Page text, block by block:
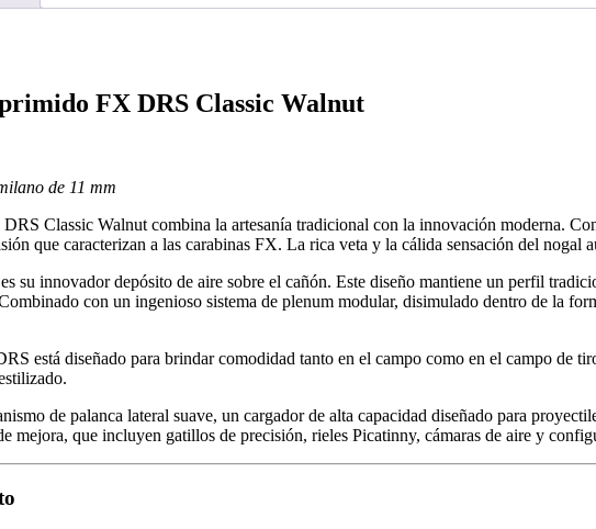
FX DRS Classic Walnut
de 11 mm
Classic Walnut combina la artesanía tradicional con la innovación moderna.
que caracterizan a las carabinas FX. La rica veta y la cálida sensación del nogal
su innovador depósito de aire sobre el cañón. Este diseño mantiene un perfil
con un ingenioso sistema de plenum modular, disimulado dentro de la
está diseñado para brindar comodidad tanto en el campo como en el campo de
de palanca lateral suave, un cargador de alta capacidad diseñado para
mejora, que incluyen gatillos de precisión, rieles Picatinny, cámaras de aire y